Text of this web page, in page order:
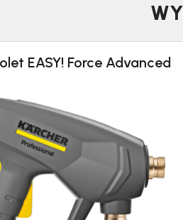
EASY! Force Advanced